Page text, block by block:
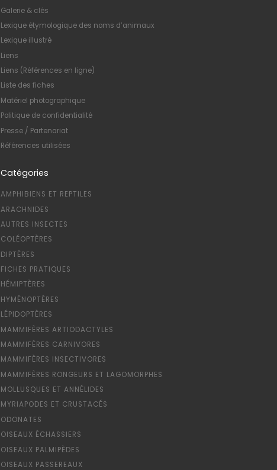
Galerie & clés
Lexique étymologique des noms d’animaux
Lexique illustré
Liens
Liens (Références en ligne)
Liste des fiches
Matériel photographique
Politique de confidentialité
Presse / Partenariat
Références utilisées
Catégories
AMPHIBIENS ET REPTILES
ARACHNIDES
AUTRES INSECTES
COLÉOPTÈRES
DIPTÈRES
FICHES PRATIQUES
HÉMIPTÈRES
HYMÉNOPTÈRES
LÉPIDOPTÈRES
MAMMIFÈRES ARTIODACTYLES
MAMMIFÈRES CARNIVORES
MAMMIFÈRES INSECTIVORES
MAMMIFÈRES RONGEURS ET LAGOMORPHES
MOLLUSQUES ET ANNÉLIDES
MYRIAPODES ET CRUSTACÉS
ODONATES
OISEAUX ÉCHASSIERS
OISEAUX PALMIPÈDES
OISEAUX PASSEREAUX